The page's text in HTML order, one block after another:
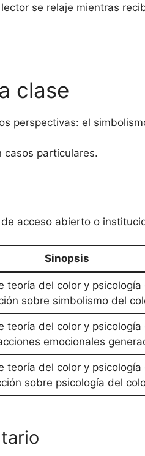
se relaje mientras
clase
perspectivas: el
casos particulares.
acceso abierto o
Sinopsis
teoría del color y psicología
sobre simbolismo del
teoría del color y psicología
emocionales
teoría del color y psicología
sobre psicología del